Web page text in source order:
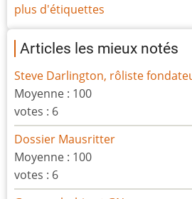
plus d'étiquettes
Articles les mieux notés
Steve Darlington, rôliste
Moyenne : 100
votes : 6
Dossier Mausritter
Moyenne : 100
votes : 6